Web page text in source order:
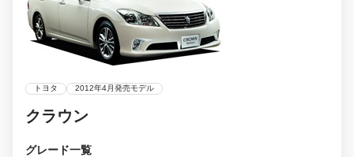
トヨタ 2012年4月発売モデル
クラウン
グレード一覧